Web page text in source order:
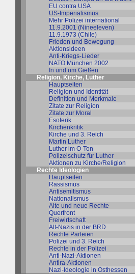
EU contra USA
US-Imperialismus
Mehr Polizei international
11.9.2001 (Nineeleven)
11.9.1973 (Chile)
Frieden und Bewegung
Aktionsideen
Anti-Kriegs-Lieder
NATO München 2002
In und um Gießen
Religion, Kirche, Luther
Hauptseiten
Religion und Identität
Definition und Merkmale
Zitate zur Religion
Zitate zur Moral
Esoterik
Kirchenkritik
Kirche und 3. Reich
Martin Luther
Luther im O-Ton
Polizeischutz für Luther
Aktionen zu Kirche/Religion
Rechte Ideologien
Hauptseiten
Rassismus
Antisemitismus
Nationalismus
Alte und neue Rechte
Querfront
Freiwirtschaft
Alt-Nazis in der BRD
Rechte Parteien
Polizei und 3. Reich
Rechte in der Polizei
Anti-Nazi-Aktionen
Antira-Aktionen
Nazi-Ideologie in Osthessen